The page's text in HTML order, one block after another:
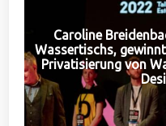
Caroline
Wassertischs,
Privatisierung von